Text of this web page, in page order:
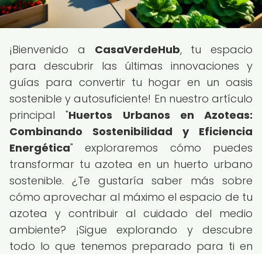
¡Bienvenido a CasaVerdeHub, tu espacio
para descubrir las últimas innovaciones y
guías para convertir tu hogar en un oasis
sostenible y autosuficiente! En nuestro artículo
principal "Huertos Urbanos en Azoteas:
Combinando Sostenibilidad y Eficiencia
Energética" exploraremos cómo puedes
transformar tu azotea en un huerto urbano
sostenible. ¿Te gustaría saber más sobre
cómo aprovechar al máximo el espacio de tu
azotea y contribuir al cuidado del medio
ambiente? ¡Sigue explorando y descubre
todo lo que tenemos preparado para ti en